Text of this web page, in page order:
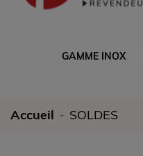
GAMME INOX
Accueil SOLDES